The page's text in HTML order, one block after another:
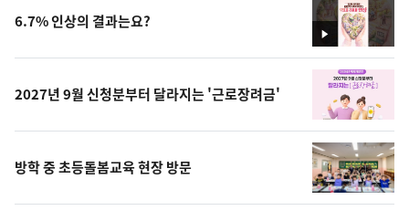
영
상
6.7% 인상의 결과는요?
2027년 9월 신청분부터 달라지는 '근로장려금'
방학 중 초등돌봄교육 현장 방문